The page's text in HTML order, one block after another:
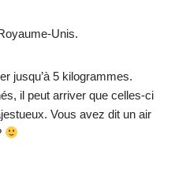
Unis.
jusqu’à 5 kilogrammes.
il peut arriver que celles-ci
Vous avez dit un air